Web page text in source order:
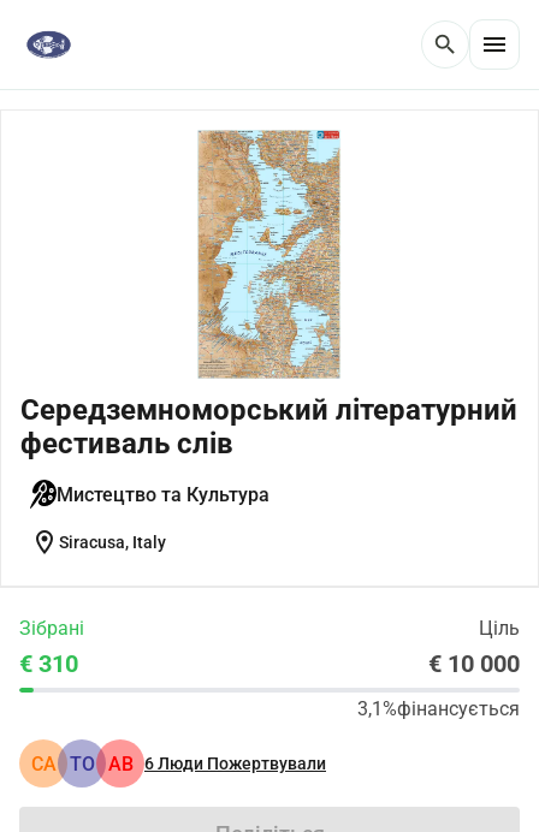
search menu
Середземноморський літературний
фестиваль слів
Мистецтво та Культура
location_on Siracusa, Italy
Зібрані Ціль
€ 310 € 10 000
3,1%фінансується
CA TO АВ 6Люди Пожертвували